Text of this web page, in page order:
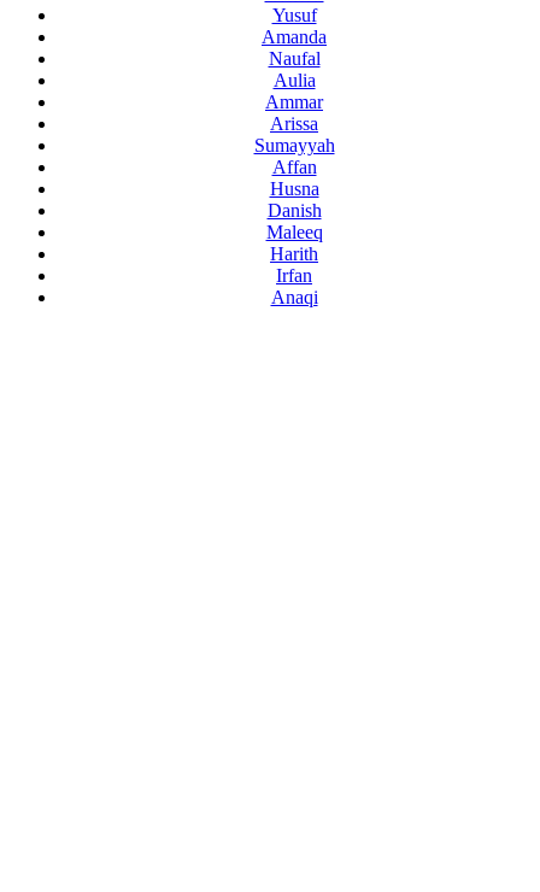
Yusuf
Amanda
Naufal
Aulia
Ammar
Arissa
Sumayyah
Affan
Husna
Danish
Maleeq
Harith
Irfan
Anaqi